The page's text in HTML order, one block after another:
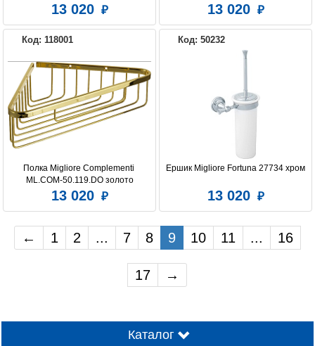
13 020 13 020
Код: 118001
Полка Migliore Complementi
ML.COM-50.119.DO золото
13 020
Код: 50232
Ершик Migliore Fortuna 27734 хром
13 020
← 1 2 ... 7 8 9 10 11 ... 16
17 →
Каталог